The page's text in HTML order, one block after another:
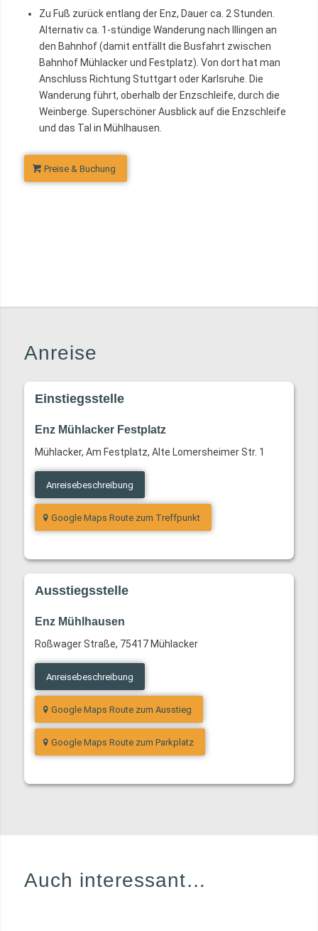
Zu Fuß zurück entlang der Enz, Dauer ca. 2 Stunden.
Alternativ ca. 1-stündige Wanderung nach Illingen an
den Bahnhof (damit entfällt die Busfahrt zwischen
Bahnhof Mühlacker und Festplatz). Von dort hat man
Anschluss Richtung Stuttgart oder Karlsruhe. Die
Wanderung führt, oberhalb der Enzschleife, durch die
Weinberge. Superschöner Ausblick auf die Enzschleife
und das Tal in Mühlhausen.
Preise & Buchung
Anreise
Einstiegsstelle
Enz Mühlacker Festplatz
Mühlacker, Am Festplatz, Alte Lomersheimer Str. 1
Anreisebeschreibung
Google Maps Route zum Treffpunkt
Ausstiegsstelle
Enz Mühlhausen
Roßwager Straße, 75417 Mühlacker
Anreisebeschreibung
Google Maps Route zum Ausstieg
Google Maps Route zum Parkplatz
Auch interessant…